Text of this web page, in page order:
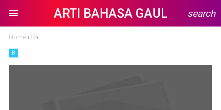
ARTI BAHASA GAUL search
Home › B ›
B